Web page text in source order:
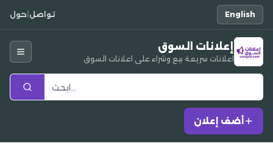
تواصل حول English
إعلانات السوق
اعلانات سريعة بيع وشراء على اعلانات السوق
أضف إعلان